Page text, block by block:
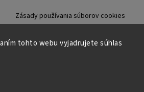
tohto webu vyjadrujete súhlas
Zásady používania súborov cookies